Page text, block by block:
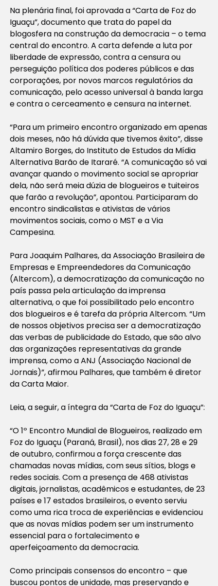
Na plenária final, foi aprovada a “Carta de Foz do
Iguaçu”, documento que trata do papel da
blogosfera na construção da democracia – o tema
central do encontro. A carta defende a luta por
liberdade de expressão, contra a censura ou
perseguição política dos poderes públicos e das
corporações, por novos marcos regulatórios da
comunicação, pelo acesso universal à banda larga
e contra o cerceamento e censura na internet.
“Para um primeiro encontro organizado em apenas
dois meses, não há dúvida que tivemos êxito”, disse
Altamiro Borges, do Instituto de Estudos da Mídia
Alternativa Barão de Itararé. “A comunicação só vai
avançar quando o movimento social se apropriar
dela, não será meia dúzia de blogueiros e tuiteiros
que farão a revolução”, apontou. Participaram do
encontro sindicalistas e ativistas de vários
movimentos sociais, como o MST e a Via
Campesina.
Para Joaquim Palhares, da Associação Brasileira de
Empresas e Empreendedores da Comunicação
(Altercom), a democratização da comunicação no
país passa pela articulação da imprensa
alternativa, o que foi possibilitado pelo encontro
dos blogueiros e é tarefa da própria Altercom. “Um
de nossos objetivos precisa ser a democratização
das verbas de publicidade do Estado, que são alvo
das organizações representativas da grande
imprensa, como a ANJ (Associação Nacional de
Jornais)”, afirmou Palhares, que também é diretor
da Carta Maior.
Leia, a seguir, a íntegra da “Carta de Foz do Iguaçu”:
“O 1º Encontro Mundial de Blogueiros, realizado em
Foz do Iguaçu (Paraná, Brasil), nos dias 27, 28 e 29
de outubro, confirmou a força crescente das
chamadas novas mídias, com seus sítios, blogs e
redes sociais. Com a presença de 468 ativistas
digitais, jornalistas, acadêmicos e estudantes, de 23
países e 17 estados brasileiros, o evento serviu
como uma rica troca de experiências e evidenciou
que as novas mídias podem ser um instrumento
essencial para o fortalecimento e
aperfeiçoamento da democracia.
Como principais consensos do encontro – que
buscou pontos de unidade, mas preservando e